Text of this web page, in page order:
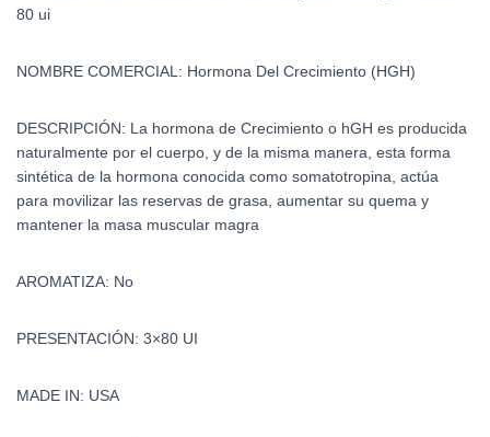
80 ui
NOMBRE COMERCIAL: Hormona Del Crecimiento (HGH)
DESCRIPCIÓN: La hormona de Crecimiento o hGH es producida
naturalmente por el cuerpo, y de la misma manera, esta forma
sintética de la hormona conocida como somatotropina, actúa
para movilizar las reservas de grasa, aumentar su quema y
mantener la masa muscular magra
AROMATIZA: No
PRESENTACIÓN: 3×80 UI
MADE IN: USA